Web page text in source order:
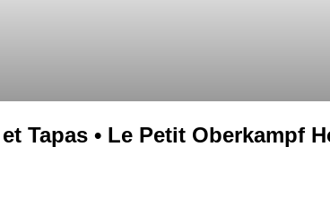
Tapas • Le Petit Oberkampf